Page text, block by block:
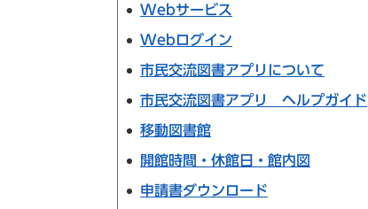
Webサービス
Webログイン
市民交流図書アプリについて
市民交流図書アプリ ヘルプガイド
移動図書館
開館時間・休館日・館内図
申請書ダウンロード